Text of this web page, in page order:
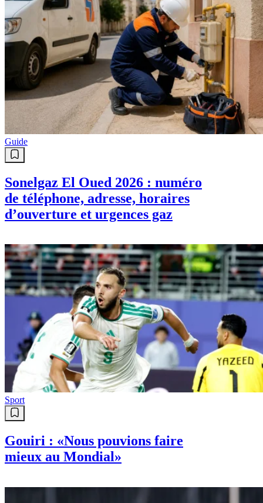
Guide
Sonelgaz El Oued 2026 : numéro
de téléphone, adresse, horaires
d’ouverture et urgences gaz
Sport
Gouiri : «Nous pouvions faire
mieux au Mondial»